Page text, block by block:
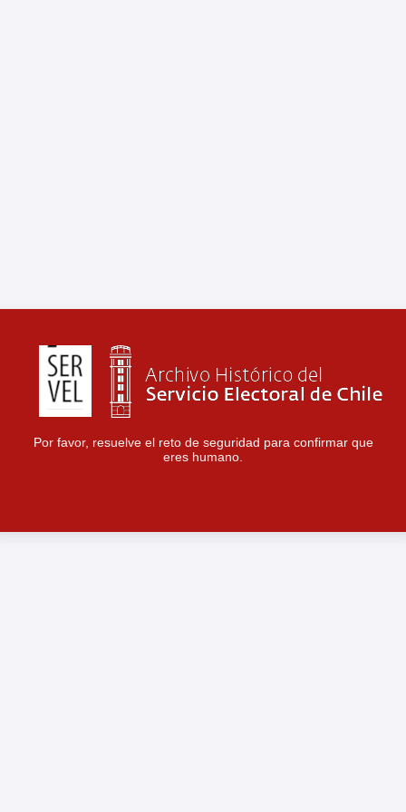
Por favor, resuelve el reto de seguridad para confirmar que
eres humano.